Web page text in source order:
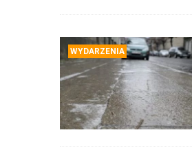
WYDARZENIA